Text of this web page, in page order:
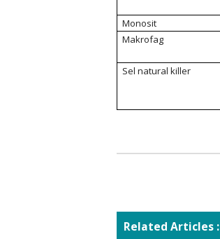
Monosit
Makrofag
Sel natural killer
Related Articles :